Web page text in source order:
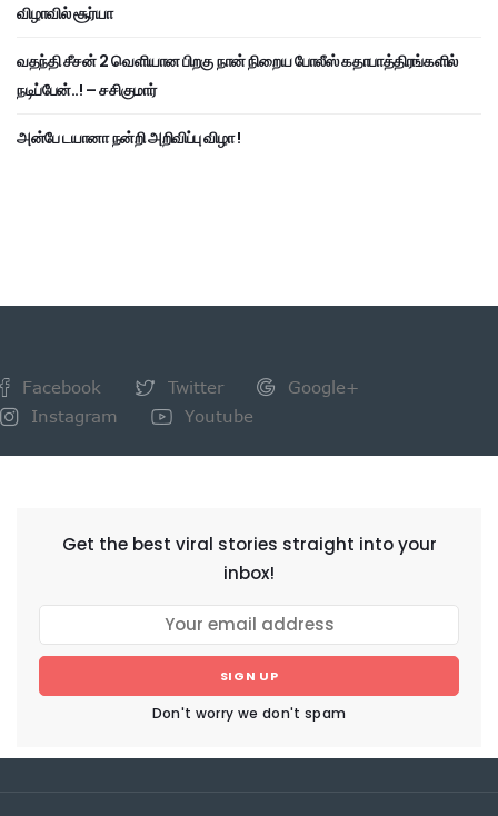
விழாவில் சூர்யா
வதந்தி சீசன் 2 வெளியான பிறகு நான் நிறைய போலீஸ் கதாபாத்திரங்களில்
நடிப்பேன்..! – சசிகுமார்
அன்பே டயானா நன்றி அறிவிப்பு விழா !
Facebook Twitter
Google+
Instagram
Youtube
Get the best viral stories straight into your
inbox!
SIGN UP
Don't worry we don't spam